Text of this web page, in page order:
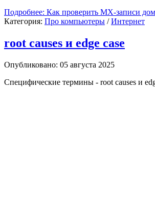
Подробнее: Как проверить MX-записи
Категория: Про компьютеры /Интернет
root causes и edge case
Опубликовано: 05 августа 2025
Специфические термины - root causes и